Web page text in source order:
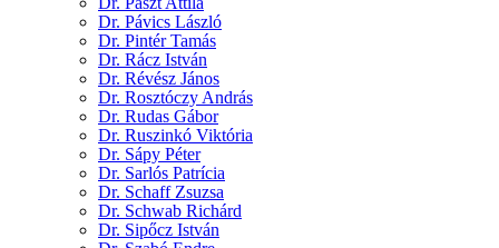
Dr. Pávics László
Dr. Pintér Tamás
Dr. Rácz István
Dr. Révész János
Dr. Rosztóczy András
Dr. Rudas Gábor
Dr. Ruszinkó Viktória
Dr. Sápy Péter
Dr. Sarlós Patrícia
Dr. Schaff Zsuzsa
Dr. Schwab Richárd
Dr. Sipőcz István